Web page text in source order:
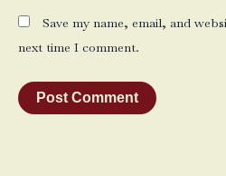
Save my name, email, and
next time I comment.